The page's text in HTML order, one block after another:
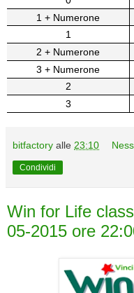
1 + Numerone
1
2 + Numerone
3 + Numerone
2
3
bitfactory alle 23:10
Condividi
Win for Life
05-2015 ore